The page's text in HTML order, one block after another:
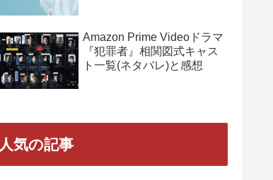
Amazon Prime Videoドラマ
『犯罪者』相関図式キャス
ト一覧(ネタバレ)と感想
人気の記事